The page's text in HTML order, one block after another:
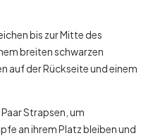
bis zur Mitte des
breiten schwarzen
auf der Rückseite und einem
Strapsen, um
an ihrem Platz bleiben und